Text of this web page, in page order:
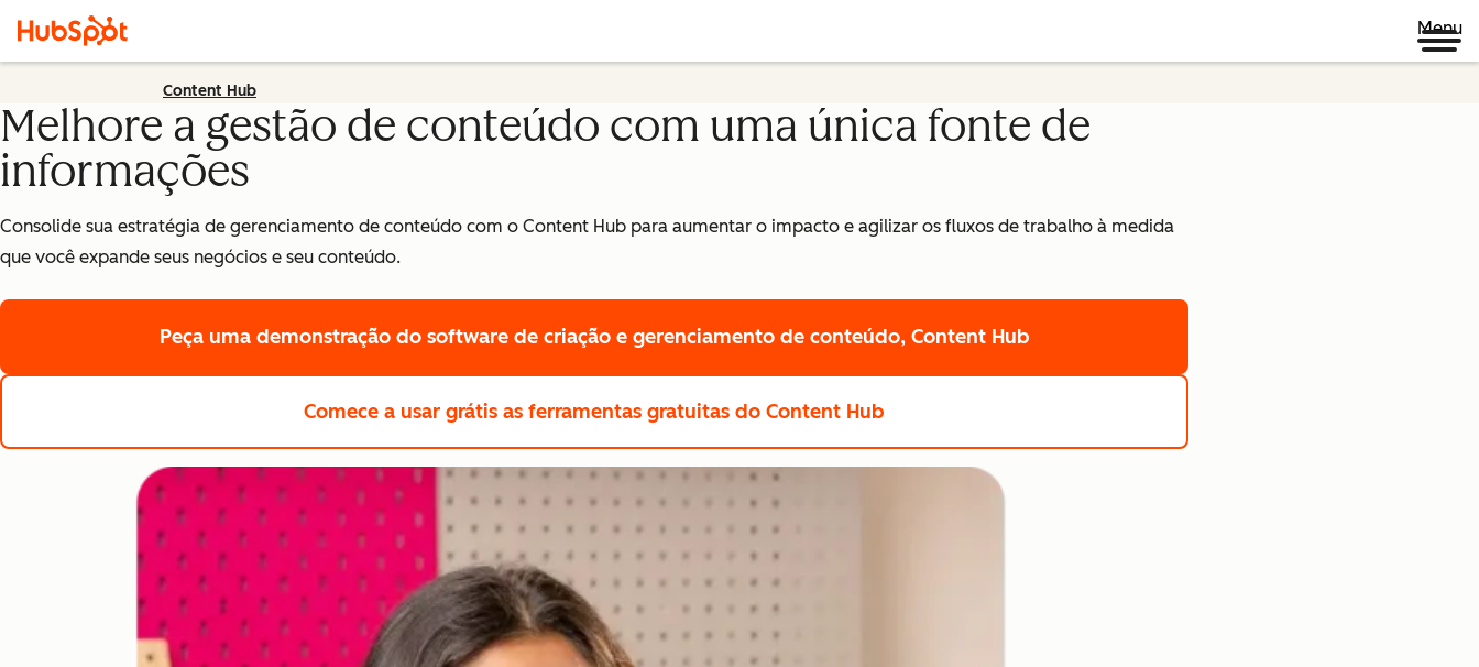
Menu
Content Hub
Melhore a gestão de conteúdo com uma única fonte de
informações
Consolide sua estratégia de gerenciamento de conteúdo com o Content Hub para aumentar o impacto e agilizar os fluxos de trabalho à medida
que você expande seus negócios e seu conteúdo.
Peça uma demonstração do software de criação e gerenciamento de conteúdo, Content Hub
Comece a usar grátis as ferramentas gratuitas do Content Hub